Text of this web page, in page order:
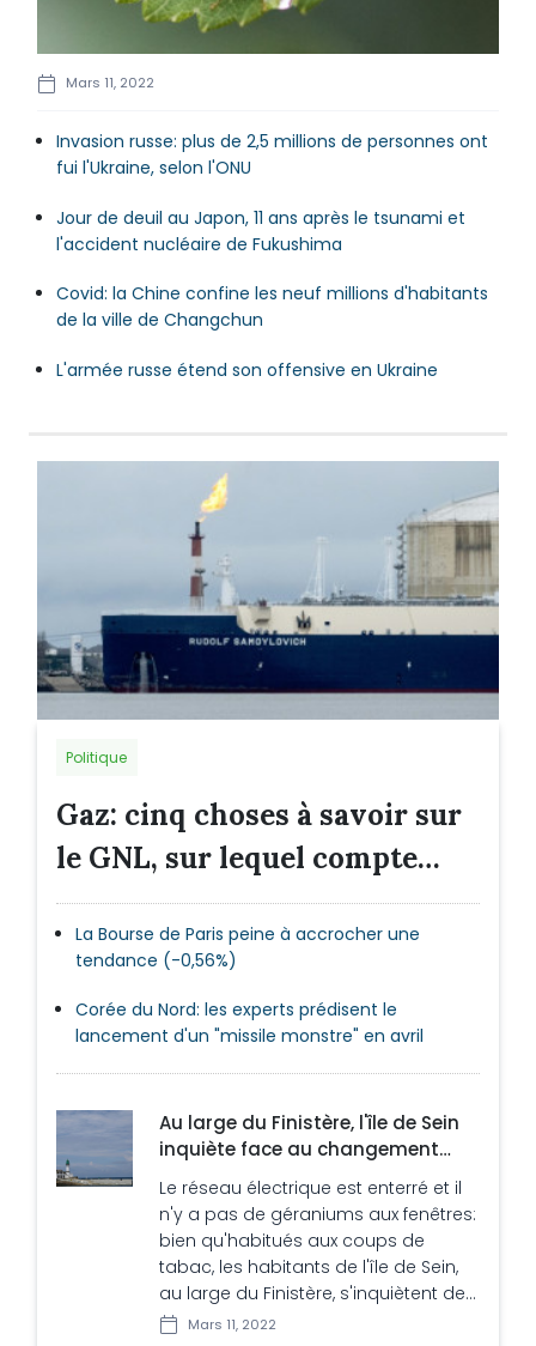
Mars 11, 2022
Invasion russe: plus de 2,5 millions de personnes ont
fui l'Ukraine, selon l'ONU
Jour de deuil au Japon, 11 ans après le tsunami et
l'accident nucléaire de Fukushima
Covid: la Chine confine les neuf millions d'habitants
de la ville de Changchun
L'armée russe étend son offensive en Ukraine
Politique
Gaz: cinq choses à savoir sur
le GNL, sur lequel compte
l'Europe
La Bourse de Paris peine à accrocher une
tendance (-0,56%)
Corée du Nord: les experts prédisent le
lancement d'un "missile monstre" en avril
Au large du Finistère, l'île de Sein
inquiète face au changement
climatique
Le réseau électrique est enterré et il
n'y a pas de géraniums aux fenêtres:
bien qu'habitués aux coups de
tabac, les habitants de l'île de Sein,
au large du Finistère, s'inquiètent des
conséquences du changement
Mars 11, 2022